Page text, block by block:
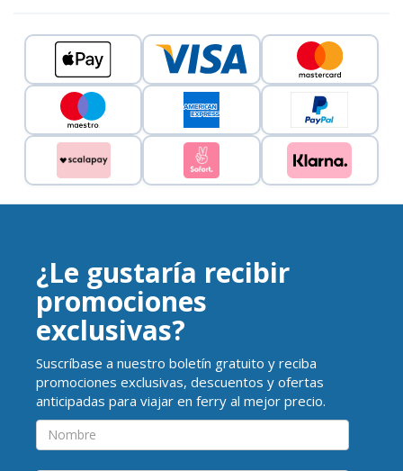
¿Le gustaría recibir
promociones
exclusivas?
Suscríbase a nuestro boletín gratuito y reciba
promociones exclusivas, descuentos y ofertas
anticipadas para viajar en ferry al mejor precio.